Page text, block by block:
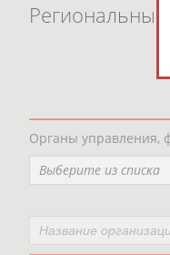
Органы управления,
Выберите из списка